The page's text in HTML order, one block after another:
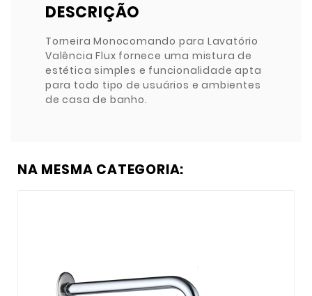
DESCRIÇÃO
Torneira Monocomando para Lavatório
Valência Flux fornece uma mistura de
estética simples e funcionalidade apta
para todo tipo de usuários e ambientes
de casa de banho.
NA MESMA CATEGORIA: